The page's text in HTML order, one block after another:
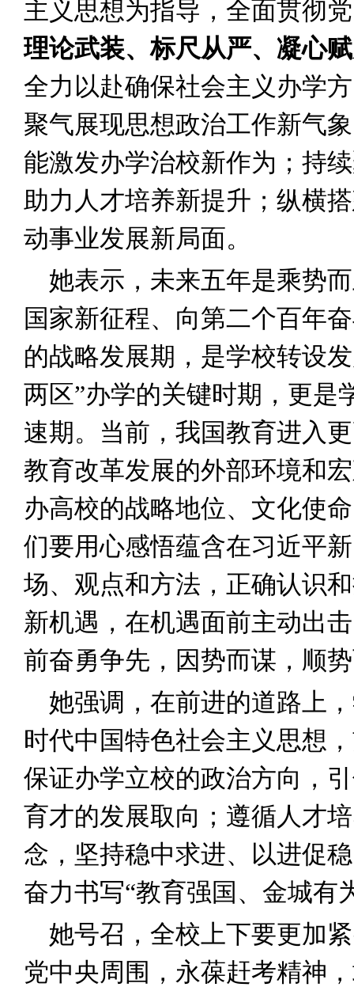
主义思想为指导，全面贯彻
理论武装、标尺从严、凝心
全力以赴确保社会主义办学
聚气展现思想政治工作新气
能激发办学治校新作为；持
助力人才培养新提升；纵横
动事业发展新局面。
她表示，未来五年是乘势
国家新征程、向第二个百年
的战略发展期，是学校转设
两区”办学的关键时期，更是
速期。当前，我国教育进入
教育改革发展的外部环境和
办高校的战略地位、文化使
们要用心感悟蕴含在习近平
场、观点和方法，正确认识
新机遇，在机遇面前主动出
前奋勇争先，因势而谋，顺
她强调，在前进的道路上
时代中国特色社会主义思想
保证办学立校的政治方向，
育才的发展取向；遵循人才
念，坚持稳中求进、以进促
奋力书写“教育强国、金城有
她号召，全校上下要更加
党中央周围，永葆赶考精神